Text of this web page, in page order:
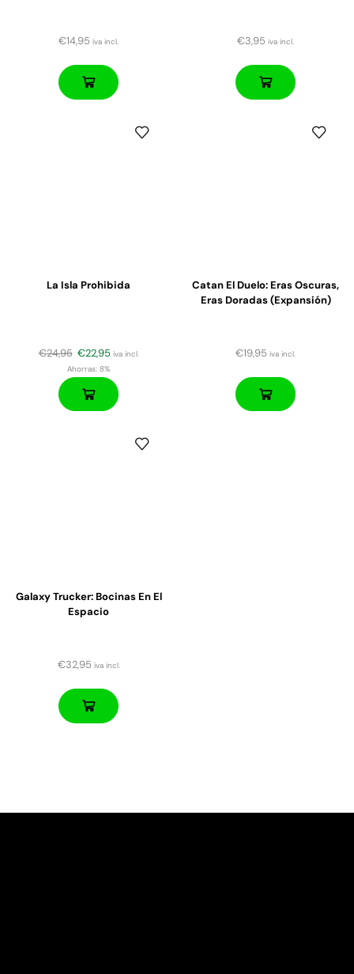
€14,95 iva incl. €3,95 iva incl.
La Isla Prohibida
€24,95 €22,95 iva incl.
Ahorras:8%
Catan El Duelo: Eras Oscuras,
Eras Doradas (expansión)
€19,95 iva incl.
Galaxy Trucker: Bocinas En El
Espacio
€32,95 iva incl.